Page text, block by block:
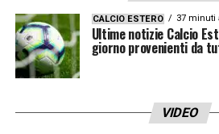
CALCIO ESTERO 37 minuti
Ultime notizie Calcio
giorno provenienti da
VIDEO